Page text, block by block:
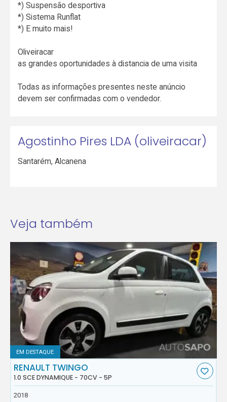
*) Suspensão desportiva
*) Sistema Runflat
*) E muito mais!
Oliveiracar
as grandes oportunidades à distancia de uma visita
Todas as informações presentes neste anúncio
devem ser confirmadas com o vendedor.
Agostinho Pires LDA (oliveiracar)
Santarém,Alcanena
Veja também
EM DESTAQUE
RENAULT TWINGO
1.0 SCE DYNAMIQUE - 70CV - 5P
2018